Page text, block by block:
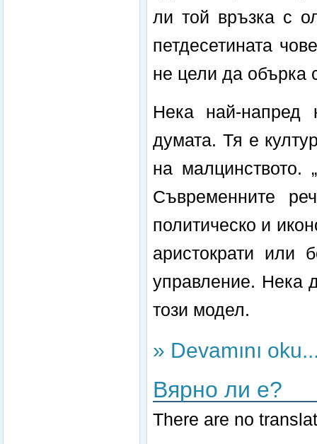
ли той връзка с
петдесетината
не цели да обърка
Нека най-напред
думата. Тя е
на малцинството.
Съвременните
политическо и
аристократи или
управление. Нека
този модел.
» Devamını
Вярно ли е?
There are no